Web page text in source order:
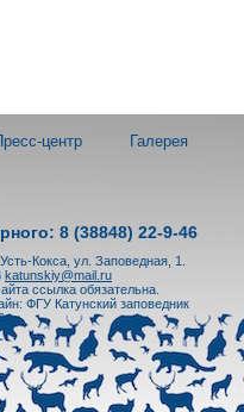
центр Галерея
8 (38848) 22-9-46
Кокса, ул. Заповедная, 1.
katunskiy@mail.ru
ссылка обязательна.
ФГУ Катунский заповедник
гг.